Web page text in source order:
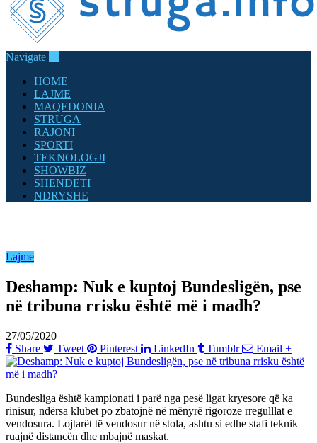
Navigate
HOME
LAJME
MAQEDONIA
STRUGA
RAJONI
SPORTI
TEKNOLOGJI
SHOWBIZ
SHENDETI
NDRYSHE
Lajme
Deshamp: Nuk e kuptoj Bundesligën, pse
në tribuna rrisku është më i madh?
27/05/2020
Share
Tweet Pinterest LinkedIn Tumblr Email +
Bundesliga është kampionati i parë nga pesë ligat kryesore që ka
rinisur, ndërsa klubet po zbatojnë në mënyrë rigoroze rregulllat e
vendosura. Lojtarët të vendosur në stola, ashtu si edhe stafi teknik
ruajnë distancën dhe mbajnë maskat.